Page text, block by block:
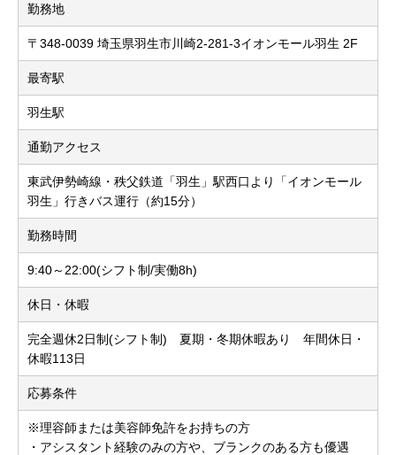
勤務地
〒348-0039 埼玉県羽生市川崎2-281-3イオンモール羽生 2F
最寄駅
羽生駅
通勤アクセス
東武伊勢崎線・秩父鉄道「羽生」駅西口より「イオンモール
羽生」行きバス運行（約15分）
勤務時間
9:40～22:00(シフト制/実働8h)
休日・休暇
完全週休2日制(シフト制) 夏期・冬期休暇あり 年間休日・
休暇113日
応募条件
※理容師または美容師免許をお持ちの方
・アシスタント経験のみの方や、ブランクのある方も優遇